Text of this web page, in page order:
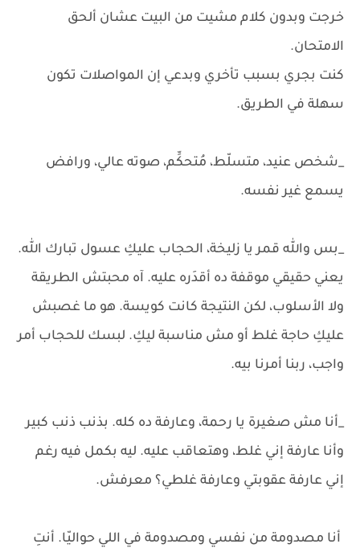
خرجت وبدون كلام مشيت من البيت عشان ألحق
الامتحان.
كنت بجري بسبب تأخري وبدعي إن المواصلات تكون
سهلة في الطريق.
_شخص عنيد، متسلّط، مُتحكِّم، صوته عالي، ورافض
يسمع غير نفسه.
_بس والله قمر يا زليخة، الحجاب عليكِ عسول تبارك الله.
يعني حقيقي موقفة ده أقدَره عليه. آه محبتش الطريقة
ولا الأسلوب، لكن النتيجة كانت كويسة. هو ما غصبش
عليكِ حاجة غلط أو مش مناسبة ليكِ. لبسك للحجاب أمر
واجب، ربنا أمرنا بيه.
_أنا مش صغيرة يا رحمة، وعارفة ده كله. بذنب ذنب كبير
وأنا عارفة إني غلط، وهتعاقب عليه. ليه بكمل فيه رغم
إني عارفة عقوبتي وعارفة غلطي؟ معرفش.
أنا مصدومة من نفسي ومصدومة في اللي حواليّا. أنتِ